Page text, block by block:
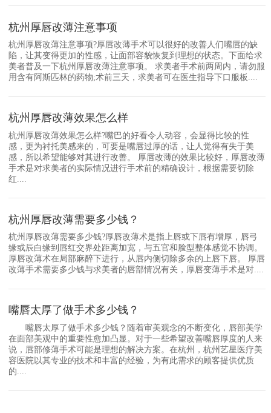
杭州厚唇改薄注意事项
杭州厚唇改薄注意事项?厚唇改薄手术可以很好的改善人们嘴唇的缺
陷，让其变得更加的性感，让面部容貌恢复到理想的状态。下面给求
美者普及一下杭州厚唇改薄注意事项。 求美者手术前两周内，请勿服
用含有阿斯匹林的药物;术前三天，求美者可在医生指导下口服板....
杭州厚唇改薄效果怎么样
杭州厚唇改薄效果怎么样?嘴巴的好看令人动容，会显得比较的性
感，更为衬托美感来的，可要是嘴唇过厚的话，让人觉得有失于美
感，所以希望能够对其进行改善。 厚唇改薄的效果比较好，厚唇改薄
手术是对求美者的实际情况进行手术前的精确设计，根据需要切除
红....
杭州厚唇改薄需要多少钱？
杭州厚唇改薄需要多少钱?厚唇改薄术是指上唇或下唇有增厚，唇弓
缘或辰白缘到唇红交界处距离加宽，与五官和脸型整体感觉不协调。
厚唇改薄术在局部麻醉下进行，从唇内侧切除多余的上唇下唇。 厚唇
改薄手术需要多少钱与求美者的唇部情况有关，厚唇变薄手术是对....
嘴唇太厚了做手术多少钱？
嘴唇太厚了做手术多少钱？随着审美观念的不断变化，唇部美学
在面部美观中的重要性愈加凸显。对于一些希望改善嘴唇厚度的人来
说，唇部修薄手术可能是理想的解决方案。在杭州，杭州艺星医疗美
容医院以其专业的技术和丰富的经验，为有此需求的顾客提供优质
的....